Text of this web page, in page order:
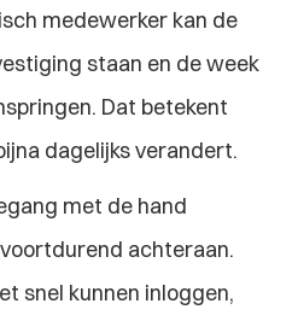
medewerker kan de
staan en de week
Dat betekent
dagelijks verandert.
met de hand
achteraan.
snel kunnen inloggen,